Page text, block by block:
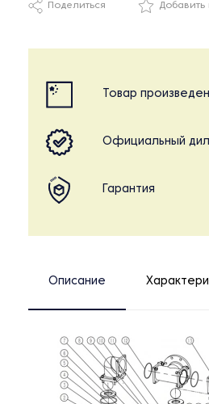
Поделиться Добавить
Товар
Официальный
Гарантия
Описание